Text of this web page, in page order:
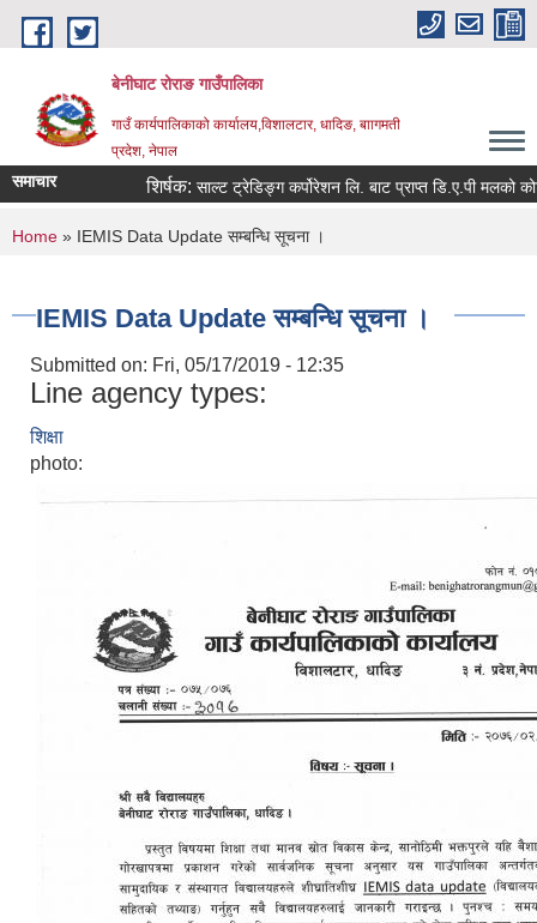
Skip to main content
बेनीघाट रोराङ गाउँपालिका
गाउँ कार्यपालिकाको कार्यालय,विशालटार, धादिङ, बाागमती
प्रदेश, नेपाल
समाचार शिर्षक:साल्ट ट्रेडिङ्ग कर्पोरेशन लि. बाट प्राप्त डि.ए.पी मलको कोटा
You are here
Home » IEMIS Data Update सम्बन्धि सूचना ।
IEMIS Data Update सम्बन्धि सूचना ।
Submitted on: Fri, 05/17/2019 - 12:35
Line agency types:
शिक्षा
photo: